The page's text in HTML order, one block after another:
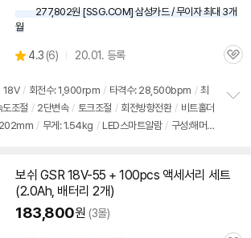
277,802원 [SSG.COM] 삼성카드 / 무이자 최대 3개
월
별
4.3 (상
리
뷰
6) 20.01. 등록
관
18V / 회전수: 1,900rpm / 타격수: 28,500bpm / 최
도조절 / 2단변속 / 토크조절 / 회전방향전환 / 비트홀더
202mm / 무게: 1.54kg / LED스마트알람 / 구성:해머
보쉬 GSR 18V-55 + 100pcs 액세서리 세트
(2.0Ah, 배터리 2개)
183,800원 (3몰)